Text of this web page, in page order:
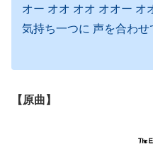
オー オオ オオ オオー オ
気持ち一つに 声を合わ
【原曲】